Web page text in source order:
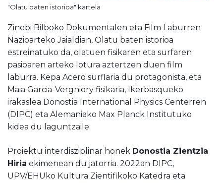
"Olatu baten istorioa" kartela
Zinebi Bilboko Dokumentalen eta Film Laburren
Nazioarteko Jaialdian, Olatu baten istorioa
estreinatuko da, olatuen fisikaren eta surfaren
pasioaren arteko lotura aztertzen duen film
laburra. Kepa Acero surflaria du protagonista, eta
Maia Garcia-Vergniory fisikaria, Ikerbasqueko
irakaslea Donostia International Physics Centerren
(DIPC) eta Alemaniako Max Planck Institutuko
kidea du laguntzaile.
Proiektu interdisziplinar honek Donostia Zientzia
Hiria ekimenean du jatorria. 2022an DIPC,
UPV/EHUko Kultura Zientifikoko Katedra eta